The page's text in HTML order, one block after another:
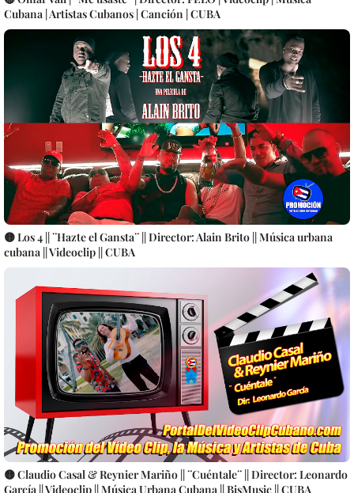
Cubana | Artistas Cubanos | Canción | CUBA
🟡 Los 4 || ¨Hazte el Gansta¨ || Director: Alain Brito || Música urbana
cubana || Videoclip || CUBA
🟡 Claudio Casal & Reynier Mariño || ¨Cuéntale¨ || Director: Leonardo
García || Videoclip || Música Urbana Cubana || BisMusic || CUBA